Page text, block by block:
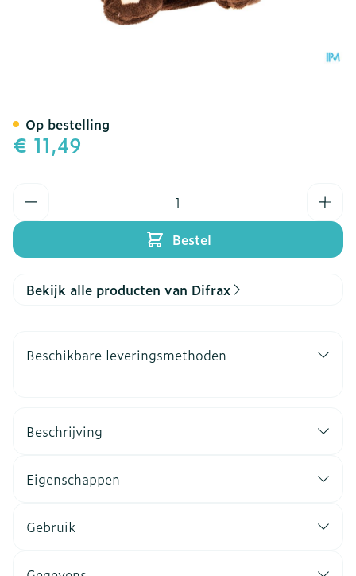
€ 11,49
Bestel
Op bestelling
Bekijk alle producten van Difrax
Beschikbare leveringsmethoden
Beschrijving
Eigenschappen
Gebruik